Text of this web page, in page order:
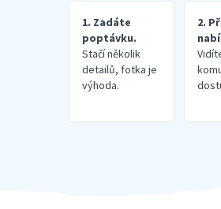
1. Zadáte
poptávku.
Stačí několik
detailů, fotka je
výhoda.
2.